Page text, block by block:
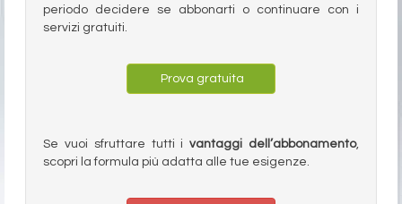
periodo decidere se abbonarti o continuare con i
servizi gratuiti.
Prova gratuita
Se vuoi sfruttare tutti ivantaggi dell’abbonamento,
scopri la formula più adatta alle tue esigenze.